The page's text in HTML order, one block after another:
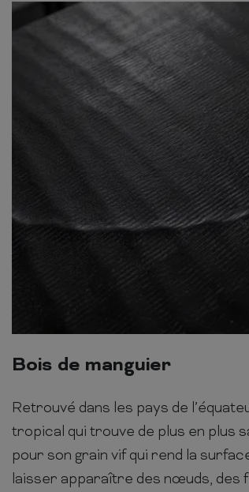
Bois de manguier
Retrouvé dans les pays de
tropical qui trouve de plus en plus
pour son grain vif qui rend la
laisser apparaître des nœuds, des